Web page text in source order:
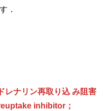
．
レナリン再取り込 み阻害
inhibitor；